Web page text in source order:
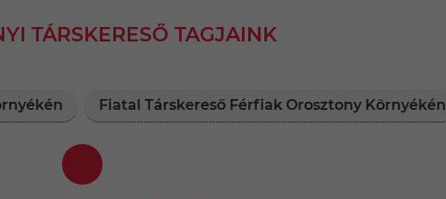
TÁRSKERESŐ TAGJAINK
Fiatal Társkereső Férfiak Orosztony Környékén